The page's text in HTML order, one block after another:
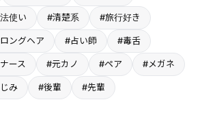
使い #清楚系 #旅行好き
ングヘア #占い師 #毒舌
ース #元カノ #ペア #メガネ
み #後輩 #先輩